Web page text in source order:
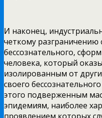
И наконец,
четкому разграничению
бессознательного,
человека, который
изолированным от
своего
этого подверженным
эпидемиям, наиболее